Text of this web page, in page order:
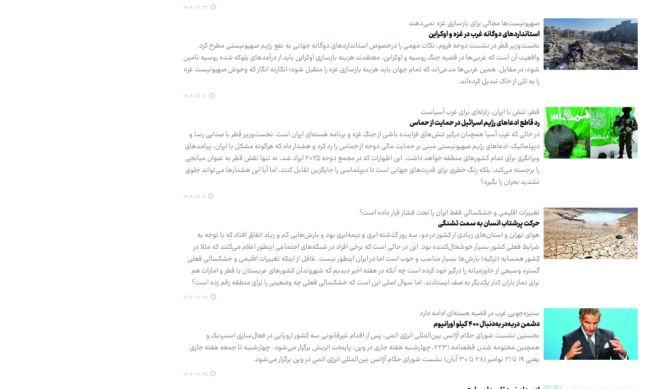
۱۴۰۴.۰۹.۲۳
صهیونیست‌ها مجالی برای بازسازی غزه نمی‌دهند
استانداردهای دوگانه غرب در غزه و اوکراین
نخست‌وزیر قطر در نشست دوحه فروم، نکات مهمی را درخصوص استانداردهای دوگانه جهانی به نفع رژیم صهیونیستی مطرح کرد.
واقعیت آن است که غربی‌ها در قضیه جنگ روسیه و اوکراین، معتقدند هزینه بازسازی اوکراین باید از درآمدهای بلوکه شده روسیه تامین
شود؛ در مقابل، همین غربی‌ها مدعی‌اند که تمام جهان باید هزینه بازسازی غزه را متقبل شود؛ انگارنه انگار که وحوش صهیونیست غزه
را به تلی از خاک تبدیل کرده‌اند.
۱۴۰۴.۰۹.۱۷
قطر: تنش با ایران، زلزله‌ای برای غرب آسیاست
رد قاطع ادعاهای رژیم اسرائیل در حمایت از حماس
در حالی که غرب آسیا همچنان درگیر تنش‌های فزاینده ناشی از جنگ غزه و برنامه هسته‌ای ایران است، نخست‌وزیر قطر با صدایی رسا و
دیپلماتیک، ادعاهای رژیم صهیونیستی مبنی بر حمایت مالی دوحه از حماس را رد کرد و هشدار داد که هرگونه مشکل با ایران، پیامدهای
ویرانگری برای تمام کشورهای منطقه خواهد داشت. این اظهارات که در مجمع دوحه ۲۰۲۵ ایراد شد، نه تنها نقش قطر به عنوان میانجی
را برجسته می‌کند، بلکه زنگ خطری برای قدرت‌های جهانی است تا دیپلماسی را جایگزین تقابل کنند، اما آیا این هشدارها می‌تواند جلوی
تشدید بحران را بگیرد؟
۱۴۰۴.۰۹.۱۶
تغییرات اقلیمی و خشکسالی فقط ایران را تحت فشار قرار داده است؟
حرکت پرشتاب انسان به سمت تشنگی
هوای تهران و استان‌های زیادی از کشور در دو، سه روز گذشته ابری و نیمه‌ابری بود و بارش‌هایی کم و زیاد اتفاق افتاد که با توجه به
شرایط فعلی کشور بسیار خوشحال‌کننده بود. این در حالی است که برخی افراد در شبکه‌های اجتماعی اینطور اعلام می‌کنند که مثلا در
کشور همسایه (ترکیه) بارش‌ها بسیار مناسب و خوب است اما در ایران اینطور نیست. غافل از اینکه تغییرات اقلیمی و خشکسالی فعلی
گستره وسیعی از خاورمیانه را درگیر خود کرده است چه آنکه در هفته اخیر دیدیم که شهروندان کشورهای عربستان یا قطر و امارات هم
برای نماز باران کنار یکدیگر به صف ایستادند. اما سوال اصلی این است که خشکسالی فعلی چه وضعیتی را برای منطقه رقم زده است؟
۱۴۰۴.۰۸.۲۸
ستیزه‌جویی غرب در قضیه هسته‌ای ادامه دارد
دشمن دربه‌در به‌دنبال ۴۰۰ کیلو اورانیوم
نخستین نشست شورای حکام آژانس بین‌المللی انرژی اتمی، پس از اقدام غیرقانونی سه کشور اروپایی در فعال‌سازی اسنپ‌بک و
همچنین مختومه شدن قطعنامه ۲۲۳۱، چهارشنبه هفته جاری در وین، پایتخت اتریش برگزار می‌شود. چهارشنبه تا جمعه هفته جاری
یعنی ۱۹ تا ۲۱ نوامبر (۲۸ تا ۳۰ آبان) نشست شورای حکام آژانس بین‌المللی انرژی اتمی در وین برگزار می‌شود.
۱۴۰۴.۰۸.۲۵